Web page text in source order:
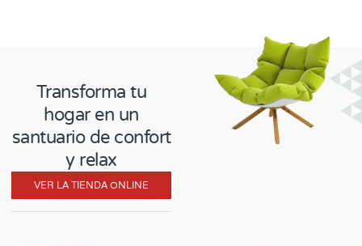
Transforma tu
hogar en un
santuario de confort
y relax
VER LA TIENDA ONLINE